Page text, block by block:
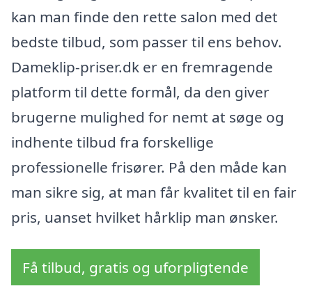
kan man finde den rette salon med det
bedste tilbud, som passer til ens behov.
Dameklip-priser.dk er en fremragende
platform til dette formål, da den giver
brugerne mulighed for nemt at søge og
indhente tilbud fra forskellige
professionelle frisører. På den måde kan
man sikre sig, at man får kvalitet til en fair
pris, uanset hvilket hårklip man ønsker.
Få tilbud, gratis og uforpligtende